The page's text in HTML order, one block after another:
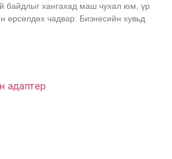
байдлыг хангахад маш чухал юм, үр
өрсөлдөх чадвар. Бизнесийн хувьд